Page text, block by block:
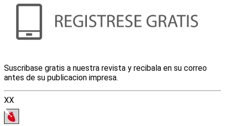
Suscribase gratis a nuestra revista y recibala en su correo
antes de su publicacion impresa.
XX